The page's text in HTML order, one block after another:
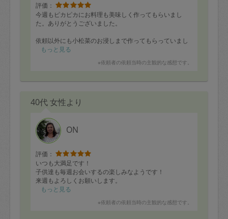
評価：
今週もピカピカにお料理も美味しく作ってもらいまし
た。ありがとうございました。
依頼以外にも小松菜のお浸しまで作ってもらっていまし
た。何の料理でも火加減が絶品なので美味しいです( ´ ▽
もっと見る
※依頼者の依頼当時の主観的な感想です。
40代 女性より
ON
評価：
いつも大満足です！
子供達も毎週お会いするの楽しみなようです！
来週もよろしくお願いします。
もっと見る
※依頼者の依頼当時の主観的な感想です。